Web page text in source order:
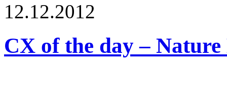
12.12.2012
CX of the day –